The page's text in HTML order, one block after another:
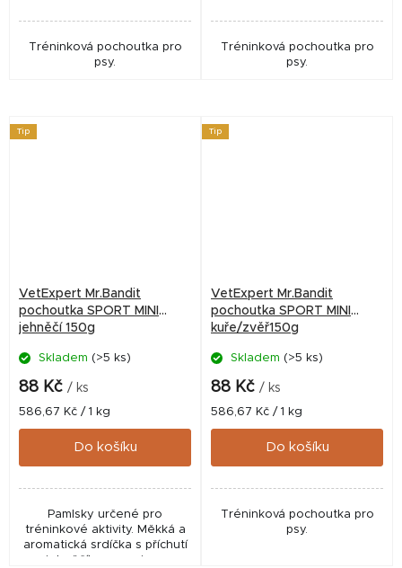
Tréninková pochoutka pro
psy.
Tréninková pochoutka pro
psy.
Tip
VetExpert Mr.Bandit
pochoutka SPORT MINI
jehněčí 150g
Skladem (>5 ks)
88 Kč / ks
Měrná
cena:
586,67 Kč / 1 kg
Do košíku
Pamlsky určené pro
tréninkové aktivity. Měkká a
aromatická srdíčka s příchutí
jehněčího masa jsou
Tip
VetExpert Mr.Bandit
pochoutka SPORT MINI
kuře/zvěř150g
Skladem (>5 ks)
88 Kč / ks
Měrná
cena:
586,67 Kč / 1 kg
Do košíku
Tréninková pochoutka pro
psy.